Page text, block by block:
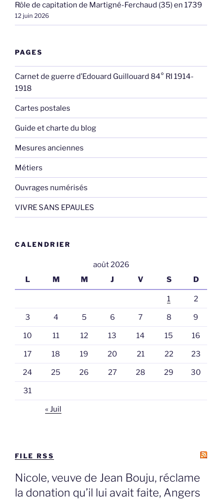
Rôle de capitation de Martigné-Ferchaud (35) en 1739
12 juin 2026
PAGES
Carnet de guerre d’Edouard Guillouard 84° RI 1914-
1918
Cartes postales
Guide et charte du blog
Mesures anciennes
Métiers
Ouvrages numérisés
VIVRE SANS EPAULES
CALENDRIER
août 2026
L
M M J V S D
1 2
3 4 5 6 7 8 9
10 11 12 13 14 15 16
17 18 19 20 21 22 23
24 25 26 27 28 29 30
31
« Juil
FILE RSS
Nicole, veuve de Jean Bouju, réclame
la donation qu’il lui avait faite, Angers